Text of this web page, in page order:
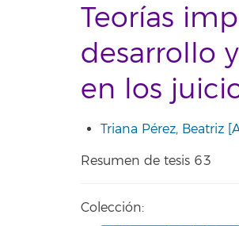
Teorías
desarrollo
en los
Triana Pérez, Beatriz
Resumen de tesis 63
Colección: